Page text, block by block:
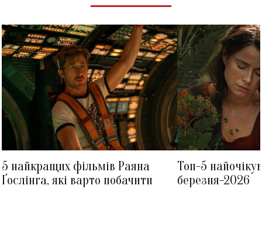
5 найкращих фільмів Раяна
Ґослінга, які варто побачити
Топ-5
березня-2026